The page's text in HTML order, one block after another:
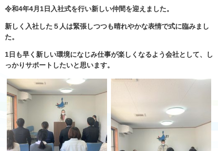
令和4年4月 1日入社式を行い新しい仲間を迎えました。
新しく入社した５人は緊張しつつも晴れやかな表情で式に臨みまし
た。
1日も早く新しい環境になじみ仕事が楽しくなるよう会社として、
し
っかりサポートしたいと思います。